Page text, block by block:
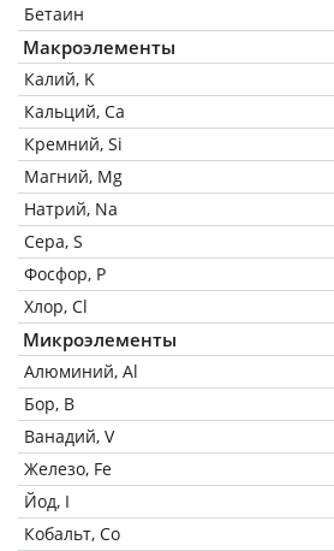
Бетаин
Макроэлементы
Калий, K
Кальций, Ca
Кремний, Si
Магний, Mg
Натрий, Na
Сера, S
Фосфор, P
Хлор, Cl
Микроэлементы
Алюминий, Al
Бор, B
Ванадий, V
Железо, Fe
Йод, I
Кобальт, Co